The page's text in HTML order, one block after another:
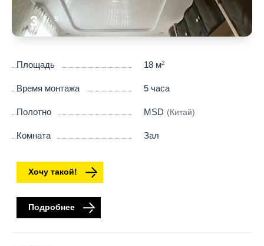
3/ 5
Площадь 18 м2
Время монтажа 5 часа
Полотно MSD (Китай)
Комната Зал
Хочу такой!
Подробнее